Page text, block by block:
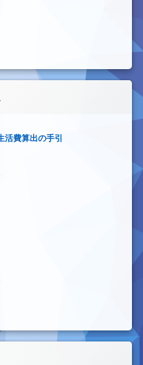
費算出の手引